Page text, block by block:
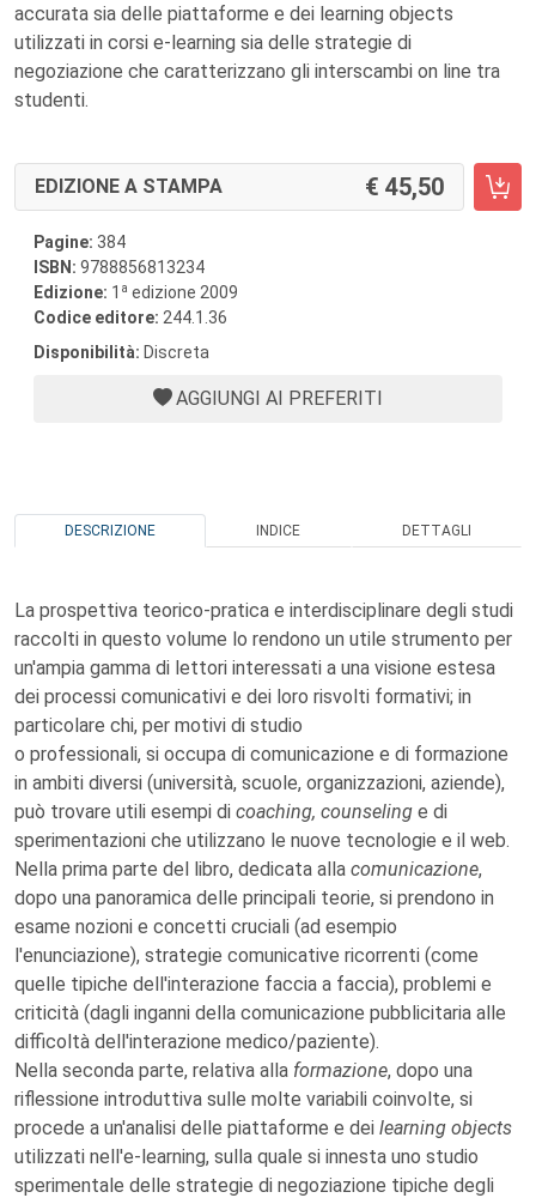
accurata sia delle piattaforme e dei learning objects
utilizzati in corsi e-learning sia delle strategie di
negoziazione che caratterizzano gli interscambi on line tra
studenti.
EDIZIONE A STAMPA 45,50
Pagine: 384
ISBN: 9788856813234
Edizione: 1 a edizione 2009
Codice editore: 244.1.36
Disponibilità: Discreta
AGGIUNGI AI PREFERITI
DESCRIZIONE INDICE DETTAGLI
La prospettiva teorico-pratica e interdisciplinare degli studi
raccolti in questo volume lo rendono un utile strumento per
un'ampia gamma di lettori interessati a una visione estesa
dei processi comunicativi e dei loro risvolti formativi; in
particolare chi, per motivi di studio
o professionali, si occupa di comunicazione e di formazione
in ambiti diversi (università, scuole, organizzazioni, aziende),
può trovare utili esempi di coaching, counseling e di
sperimentazioni che utilizzano le nuove tecnologie e il web.
Nella prima parte del libro, dedicata alla comunicazione,
dopo una panoramica delle principali teorie, si prendono in
esame nozioni e concetti cruciali (ad esempio
l'enunciazione), strategie comunicative ricorrenti (come
quelle tipiche dell'interazione faccia a faccia), problemi e
criticità (dagli inganni della comunicazione pubblicitaria alle
difficoltà dell'interazione medico/paziente).
Nella seconda parte, relativa alla formazione, dopo una
riflessione introduttiva sulle molte variabili coinvolte, si
procede a un'analisi delle piattaforme e dei learning objects
utilizzati nell'e-learning, sulla quale si innesta uno studio
sperimentale delle strategie di negoziazione tipiche degli